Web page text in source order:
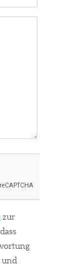
zur
und